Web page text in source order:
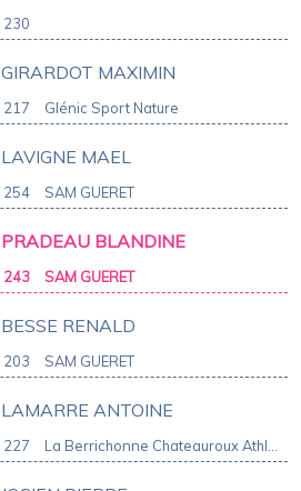
230
217
GIRARDOT MAXIMIN
Glénic Sport Nature
254
LAVIGNE MAEL
SAM GUERET
243
PRADEAU BLANDINE
SAM GUERET
203
BESSE RENALD
SAM GUERET
227
LAMARRE ANTOINE